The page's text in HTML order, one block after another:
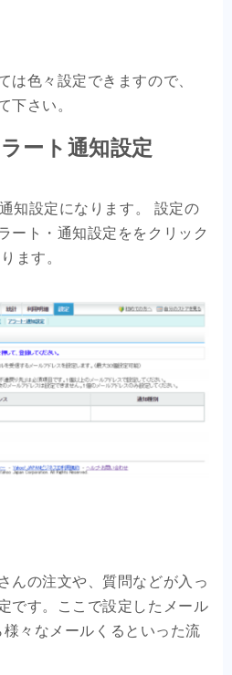
は色々設定できますので、
ート通知設定
知設定になります。 設定の
ート・通知設定ををクリック
ます。
んの注文や、質問などが入っ
です。ここで設定したメール
々なメールくるといった流